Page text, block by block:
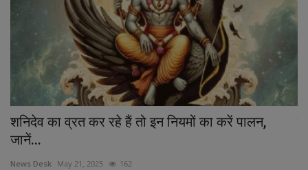
का व्रत कर रहे हैं तो इन नियमों का करें पालन,
Desk May 21, 2025 162